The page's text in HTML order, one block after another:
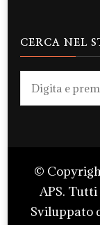
CERCA NEL
Cerchi
qualcosa?
©
APS.
Sviluppato